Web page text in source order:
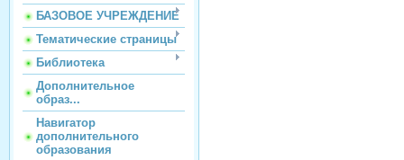
БАЗОВОЕ УЧРЕЖДЕНИЕ
Тематические страницы
Библиотека
Дополнительное
образ...
Навигатор
дополнительного
образования